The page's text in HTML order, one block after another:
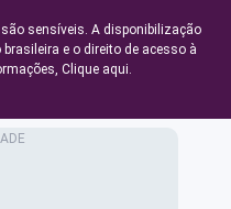
sensíveis. A disponibilização
e o direito de acesso à
Clique aqui.